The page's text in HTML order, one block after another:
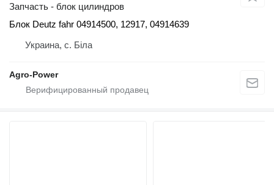
Запчасть - блок цилиндров
Блок Deutz fahr 04914500, 12917, 04914639
Украина, с. Біла
Agro-Power